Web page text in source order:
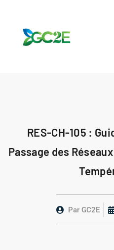
RES-CH-105 :
Passage des
Par GC2E